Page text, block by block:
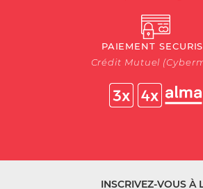
PAIEMENT
Crédit Mutuel
INSCRIVEZ-VOUS À